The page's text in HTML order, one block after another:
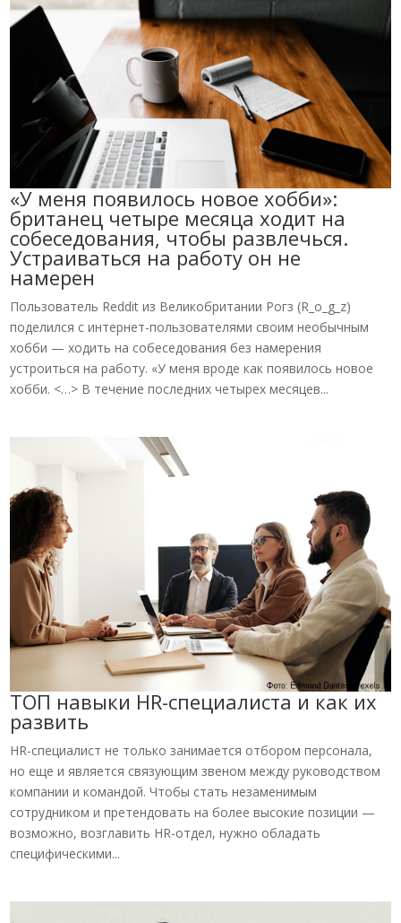
«У меня появилось новое хобби»:
британец четыре месяца ходит на
собеседования, чтобы развлечься.
Устраиваться на работу он не
намерен
Пользователь Reddit из Великобритании Рогз (R_o_g_z)
поделился с интернет-пользователями своим необычным
хобби — ходить на собеседования без намерения
устроиться на работу. «У меня вроде как появилось новое
хобби. <…> В течение последних четырех месяцев...
ТОП навыки HR-специалиста и как их
развить
HR-специалист не только занимается отбором персонала,
но еще и является связующим звеном между руководством
компании и командой. Чтобы стать незаменимым
сотрудником и претендовать на более высокие позиции —
возможно, возглавить HR-отдел, нужно обладать
специфическими...